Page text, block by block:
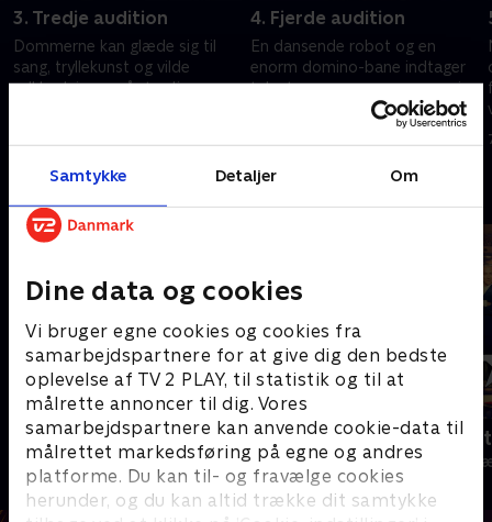
Samtykke Detaljer Om
Dine data og cookies
Vi bruger egne cookies og cookies fra
samarbejdspartnere for at give dig den bedste
oplevelse af TV 2 PLAY, til statistik og til at
målrette annoncer til dig. Vores
samarbejdspartnere kan anvende cookie-data til
målrettet markedsføring på egne og andres
platforme. Du kan til- og fravælge cookies
herunder, og du kan altid trække dit samtykke
3. Tredje audition
Dommerne kan glæde sig til
sang, tryllekunst og vilde
udklædninger, når tredje
med deres dansetrin.
4. Fjerde audition
En dansende robot og en
enorm domino-bane indtager
talentscenen, mens en ung pige
gør debut med sin guitar.
Hvem har talent nok til at gå
videre i konkurrencen?
Danmarks dummeste
TV-Shows • 1 sæsoner
Britain's
TV-Shows • 2